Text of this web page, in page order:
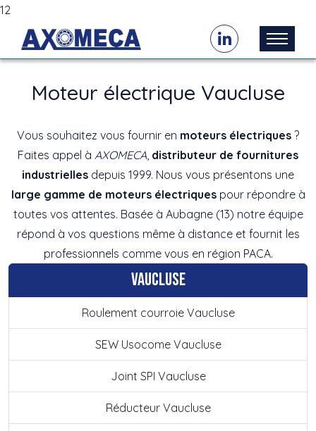
12
Moteur électrique Vaucluse
Vous souhaitez vous fournir en moteurs électriques ?
Faites appel à AXOMECA distributeur de fournitures
industrielles depuis 1999. Nous vous présentons une
large gamme de moteurs électriques pour répondre à
toutes vos attentes. Basée à Aubagne (13) notre équipe
répond à vos questions même à distance et fournit les
professionnels comme vous en région PACA.
Vaucluse
Roulement courroie Vaucluse
SEW Usocome Vaucluse
Joint SPI Vaucluse
Réducteur Vaucluse